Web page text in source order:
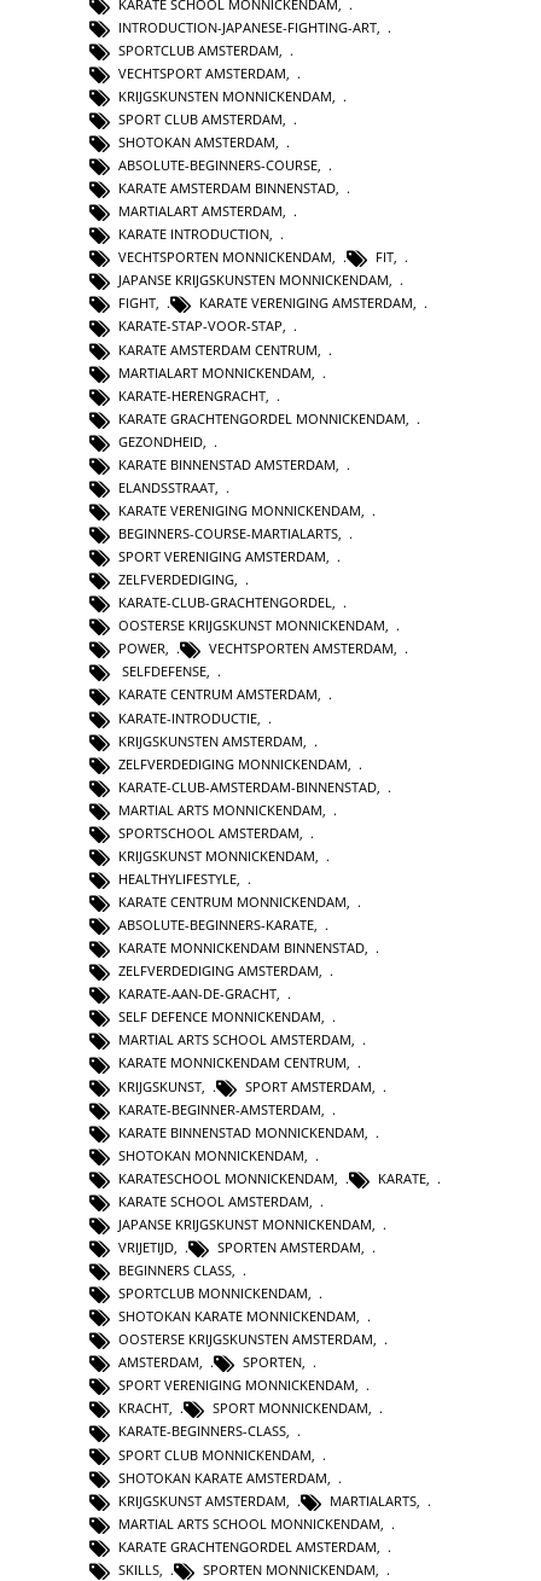
KARATE SCHOOL MONNICKENDAM
INTRODUCTION-JAPANESE-FIGHTING-ART
SPORTCLUB AMSTERDAM
VECHTSPORT AMSTERDAM
KRIJGSKUNSTEN MONNICKENDAM
SPORT CLUB AMSTERDAM
SHOTOKAN AMSTERDAM
ABSOLUTE-BEGINNERS-COURSE,
KARATE AMSTERDAM BINNENSTAD,
MARTIALART AMSTERDAM,
KARATE INTRODUCTION,
VECHTSPORTEN MONNICKENDAM, FIT,
JAPANSE KRIJGSKUNSTEN MONNICKENDAM,
FIGHT, KARATE VERENIGING AMSTERDAM,
KARATE-STAP-VOOR-STAP,
KARATE AMSTERDAM CENTRUM
MARTIALART MONNICKENDAM
KARATE-HERENGRACHT
KARATE GRACHTENGORDEL MONNICKENDAM
GEZONDHEID
KARATE BINNENSTAD AMSTERDAM
ELANDSSTRAAT
KARATE VERENIGING MONNICKENDAM
BEGINNERS-COURSE-MARTIALARTS,
SPORT VERENIGING AMSTERDAM,
ZELFVERDEDIGING,
KARATE-CLUB-GRACHTENGORDEL,
OOSTERSE KRIJGSKUNST MONNICKENDAM,
POWER, VECHTSPORTEN AMSTERDAM,
SELFDEFENSE,
KARATE CENTRUM AMSTERDAM,
KARATE-INTRODUCTIE
KRIJGSKUNSTEN AMSTERDAM
ZELFVERDEDIGING MONNICKENDAM
KARATE-CLUB-AMSTERDAM-BINNENSTAD
MARTIAL ARTS MONNICKENDAM
SPORTSCHOOL AMSTERDAM
KRIJGSKUNST MONNICKENDAM
HEALTHYLIFESTYLE
KARATE CENTRUM MONNICKENDAM,
ABSOLUTE-BEGINNERS-KARATE,
KARATE MONNICKENDAM BINNENSTAD,
ZELFVERDEDIGING AMSTERDAM,
KARATE-AAN-DE-GRACHT,
SELF DEFENCE MONNICKENDAM,
MARTIAL ARTS SCHOOL AMSTERDAM,
KARATE MONNICKENDAM CENTRUM,
KRIJGSKUNST
SPORT AMSTERDAM
KARATE-BEGINNER-AMSTERDAM
KARATE BINNENSTAD MONNICKENDAM
SHOTOKAN MONNICKENDAM
KARATESCHOOL MONNICKENDAM
KARATE
KARATE SCHOOL AMSTERDAM
JAPANSE KRIJGSKUNST MONNICKENDAM
VRIJETIJD
SPORTEN AMSTERDAM
BEGINNERS CLASS,
SPORTCLUB MONNICKENDAM,
SHOTOKAN KARATE MONNICKENDAM,
OOSTERSE KRIJGSKUNSTEN AMSTERDAM,
AMSTERDAM, SPORTEN,
SPORT VERENIGING MONNICKENDAM,
KRACHT, SPORT MONNICKENDAM,
KARATE-BEGINNERS-CLASS,
SPORT CLUB MONNICKENDAM
SHOTOKAN KARATE AMSTERDAM
KRIJGSKUNST AMSTERDAM
MARTIALARTS
MARTIAL ARTS SCHOOL MONNICKENDAM
KARATE GRACHTENGORDEL AMSTERDAM
SKILLS
SPORTEN MONNICKENDAM